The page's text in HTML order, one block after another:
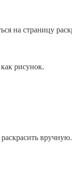
на страницу
рисунок.